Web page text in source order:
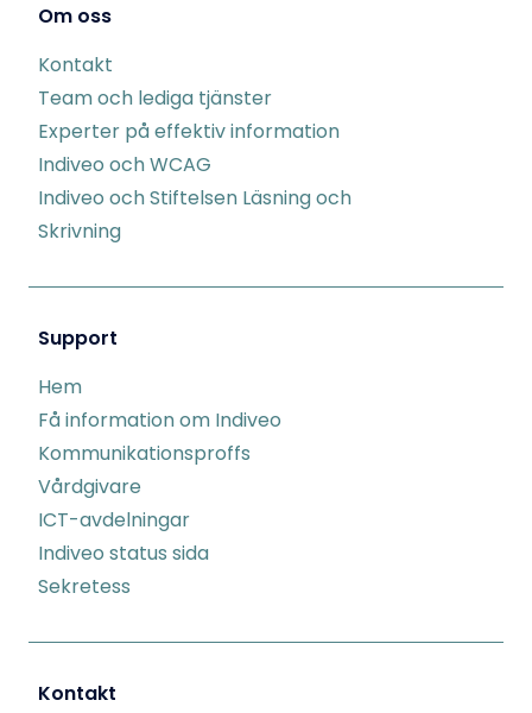
Om oss
Kontakt
Team och lediga tjänster
Experter på effektiv information
Indiveo och WCAG
Indiveo och Stiftelsen Läsning och
Skrivning
Support
Hem
Få information om Indiveo
Kommunikationsproffs
Vårdgivare
ICT-avdelningar
Indiveo status sida
Sekretess
Kontakt